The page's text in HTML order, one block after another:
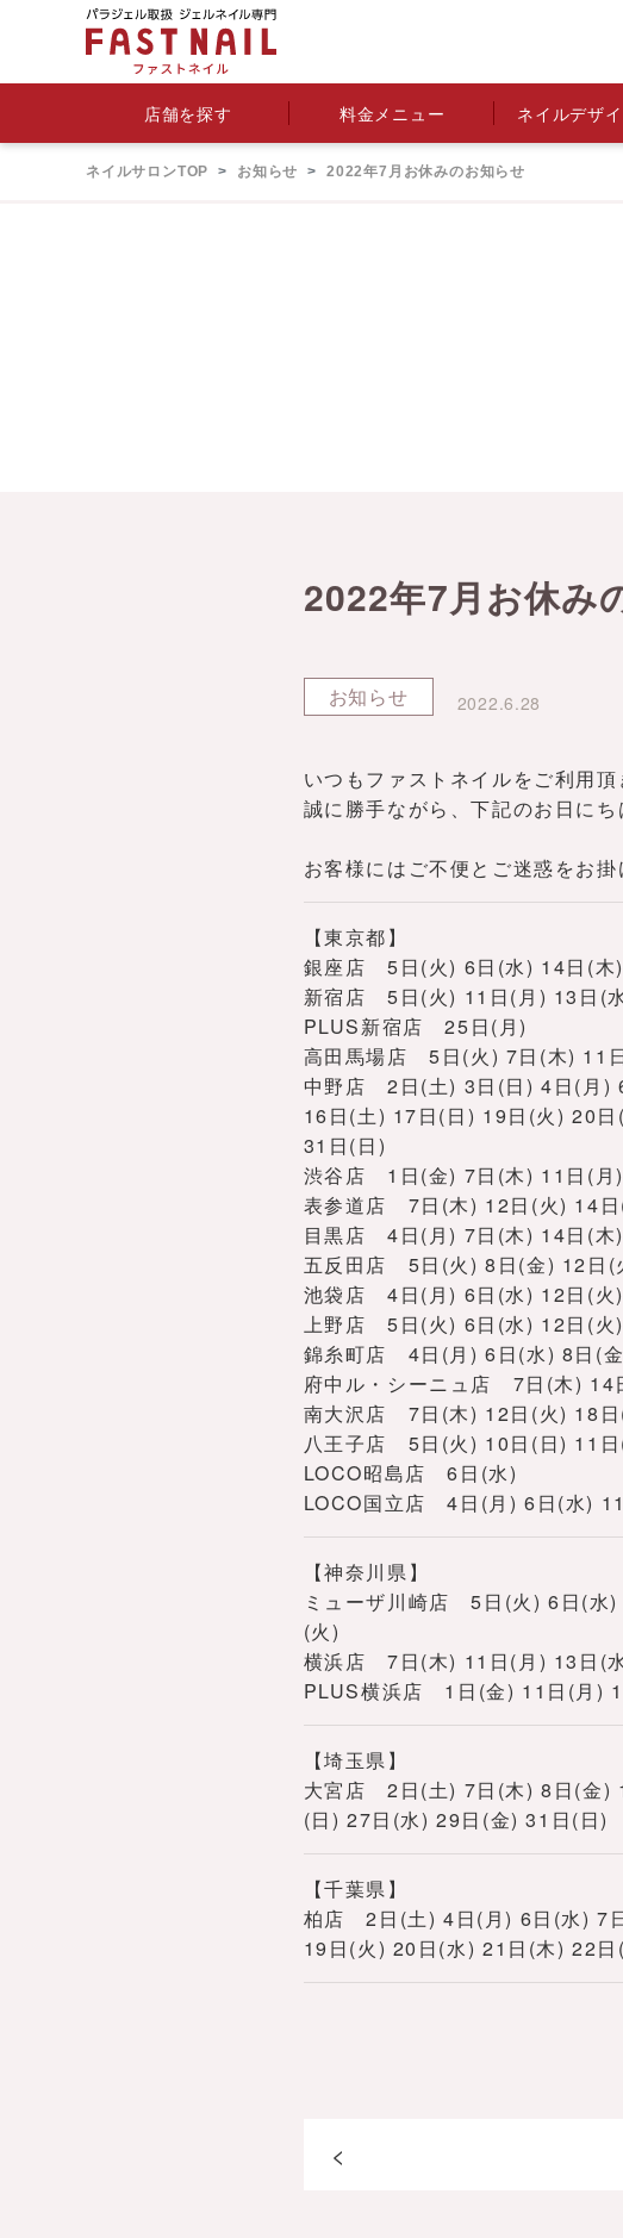
店舗を探す 料金メニュー ネイルデザ
ネイルサロンTOP お知らせ 2022年7月お休みのお知らせ
2022年7月お休み
お知らせ 2022.6.28
いつもファストネイルをご利用
誠に勝手ながら、下記のお日に
お客様にはご不便とご迷惑をお
【東京都】
銀座店 5日(火) 6日(水) 14日(木
新宿店 5日(火) 11日(月) 13日(
PLUS新宿店 25日(月)
高田馬場店 5日(火) 7日(木) 11
中野店 2日(土) 3日(日) 4日(月)
16日(土) 17日(日) 19日(火) 20
31日(日)
渋谷店 1日(金) 7日(木) 11日(月
表参道店 7日(木) 12日(火) 14
目黒店 4日(月) 7日(木) 14日(木
五反田店 5日(火) 8日(金) 12日(
池袋店 4日(月) 6日(水) 12日(火
上野店 5日(火) 6日(水) 12日(火
錦糸町店 4日(月) 6日(水) 8日(
府中ル・シーニュ店 7日(木) 14
南大沢店 7日(木) 12日(火) 18
八王子店 5日(火) 10日(日) 11
LOCO昭島店 6日(水)
LOCO国立店 4日(月) 6日(水)
【神奈川県】
ミューザ川崎店 5日(火) 6日(水
(火)
横浜店 7日(木) 11日(月) 13日(
PLUS横浜店 1日(金) 11日(月)
【埼玉県】
大宮店 2日(土) 7日(木) 8日(金)
(日) 27日(水) 29日(金) 31日(日)
【千葉県】
柏店 2日(土) 4日(月) 6日(水) 7
19日(火) 20日(水) 21日(木) 22
<